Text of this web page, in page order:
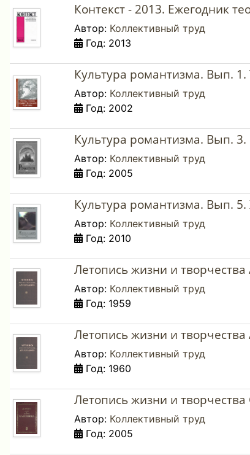
Контекст - 2013. Ежегодник
Автор: Коллективный труд
Год: 2013
Культура романтизма. Вып.
Автор: Коллективный труд
Год: 2002
Культура романтизма. Вып. 3.
Автор: Коллективный труд
Год: 2005
Культура романтизма. Вып.
Автор: Коллективный труд
Год: 2010
Летопись жизни и
Автор: Коллективный труд
Год: 1959
Летопись жизни и
Автор: Коллективный труд
Год: 1960
Летопись жизни и
Автор: Коллективный труд
Год: 2005